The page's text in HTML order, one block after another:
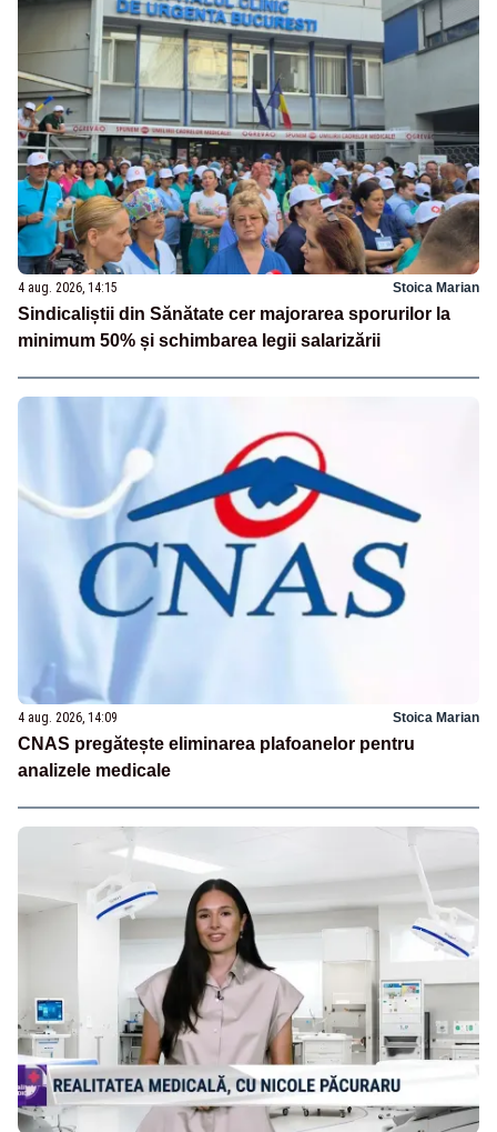
4 aug. 2026, 14:15 Stoica Marian
Sindicaliștii din Sănătate cer majorarea sporurilor la
minimum 50% și schimbarea legii salarizării
4 aug. 2026, 14:09 Stoica Marian
CNAS pregătește eliminarea plafoanelor pentru
analizele medicale